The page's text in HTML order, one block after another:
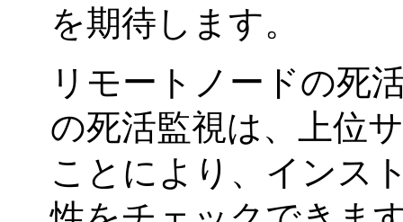
を期待します。
リモートノードの死
の死活監視は、上位
ことにより、インス